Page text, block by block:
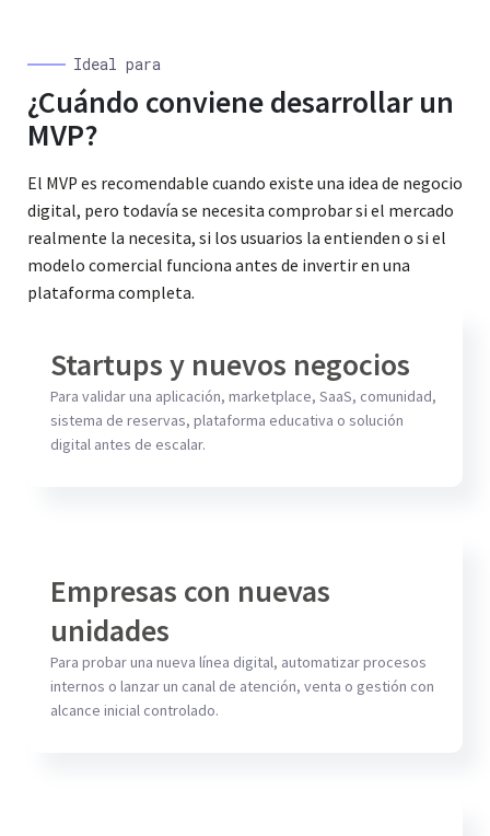
Ideal para
¿Cuándo conviene desarrollar un
MVP?
El MVP es recomendable cuando existe una idea de negocio
digital, pero todavía se necesita comprobar si el mercado
realmente la necesita, si los usuarios la entienden o si el
modelo comercial funciona antes de invertir en una
plataforma completa.
Startups y nuevos negocios
Para validar una aplicación, marketplace, SaaS, comunidad,
sistema de reservas, plataforma educativa o solución
digital antes de escalar.
Empresas con nuevas
unidades
Para probar una nueva línea digital, automatizar procesos
internos o lanzar un canal de atención, venta o gestión con
alcance inicial controlado.